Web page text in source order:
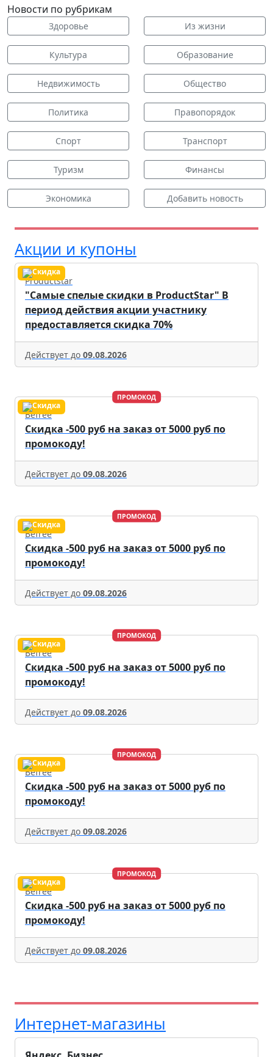
Новости по рубрикам
Здоровье Из жизни
Культура Образование
Недвижимость Общество
Политика Правопорядок
Спорт Транспорт
Туризм Финансы
Экономика Добавить новость
Акции и купоны
Productstar
"Самые спелые скидки в ProductStar" В
период действия акции участнику
предоставляется скидка 70%
Действует до 09.08.2026
ПРОМОКОД
Befree
Скидка -500 руб на заказ от 5000 руб по
промокоду!
Действует до 09.08.2026
ПРОМОКОД
Befree
Скидка -500 руб на заказ от 5000 руб по
промокоду!
Действует до 09.08.2026
ПРОМОКОД
Befree
Скидка -500 руб на заказ от 5000 руб по
промокоду!
Действует до 09.08.2026
ПРОМОКОД
Befree
Скидка -500 руб на заказ от 5000 руб по
промокоду!
Действует до 09.08.2026
ПРОМОКОД
Befree
Скидка -500 руб на заказ от 5000 руб по
промокоду!
Действует до 09.08.2026
Интернет-магазины